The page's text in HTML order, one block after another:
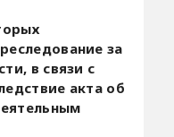
за
в связи с
акта об